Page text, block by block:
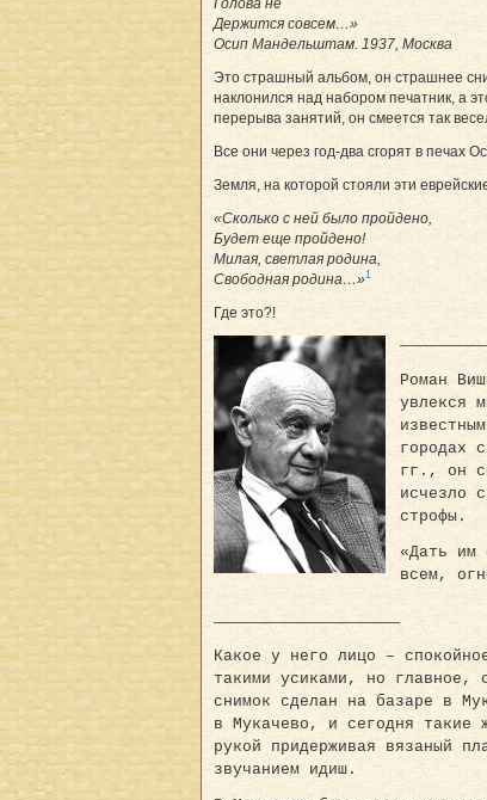
Держится совсем…»
Осип Мандельштам. 1937, Москва
Это страшный альбом, он страшнее
наклонился над набором печатник, а
перерыва занятий, он смеется так
Все они через год-два сгорят в печах
Земля, на которой стояли эти
«Сколько с ней было пройдено,
Будет еще пройдено!
Милая, светлая родина,
Свободная родина…»1
Где это?!
Роман
увлекся
городах
гг., он
исчезло
строфы.
«Дать
всем,
—————————————
Какое у него лицо –
такими усиками, но главное,
снимок сделан на базаре в
в Мукачево, и сегодня такие
рукой придерживая вязаный
звучанием идиш.